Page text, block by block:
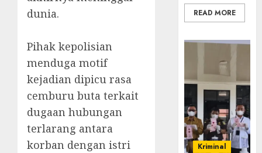
dunia.
‎Pihak kepolisian
menduga motif
kejadian dipicu rasa
cemburu buta terkait
dugaan hubungan
terlarang antara
korban dengan istri
READ MORE
Kriminal